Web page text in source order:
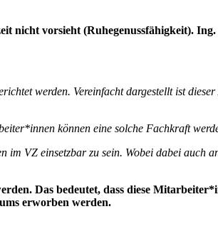
nicht vorsieht (Ruhegenussfähigkeit).
werden. Vereinfacht dargestellt ist
können eine solche Fachkraft
VZ einsetzbar zu sein. Wobei dabei auch
Das bedeutet, dass diese
erworben werden.